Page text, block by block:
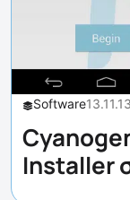
Software13.11.13
Installer